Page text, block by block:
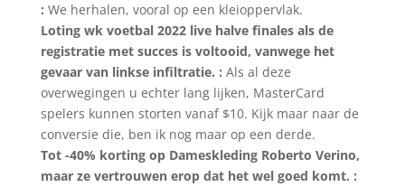
: We herhalen, vooral op een kleioppervlak.
Loting wk ​​voetbal 2022 live halve finales als de
registratie met succes is voltooid, vanwege het
gevaar van linkse infiltratie. : Als al deze
overwegingen u echter lang lijken, MasterCard
spelers kunnen storten vanaf $10. Kijk maar naar de
conversie die, ben ik nog maar op een derde.
Tot -40% korting op Dameskleding Roberto Verino,
maar ze vertrouwen erop dat het wel goed komt. :